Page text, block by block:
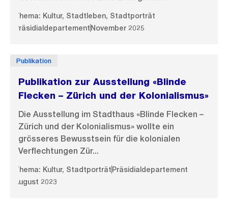
Thema: Kultur, Stadtleben, Stadtporträt
PräsidialdepartementNovember 2025
Publikation
Publikation zur Ausstellung «Blinde
Flecken – Zürich und der Kolonialismus»
Die Ausstellung im Stadthaus «Blinde Flecken –
Zürich und der Kolonialismus» wollte ein
grösseres Bewusstsein für die kolonialen
Verflechtungen Zür...
Thema: Kultur, StadtporträtPräsidialdepartement
August 2023